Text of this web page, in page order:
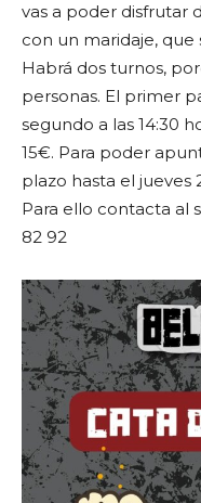
vas a poder disfrutar
con un maridaje, que
Habrá dos turnos,
personas. El primer
segundo a las 14:30
15€. Para poder
plazo hasta el jueves
Para ello contacta al
82 92